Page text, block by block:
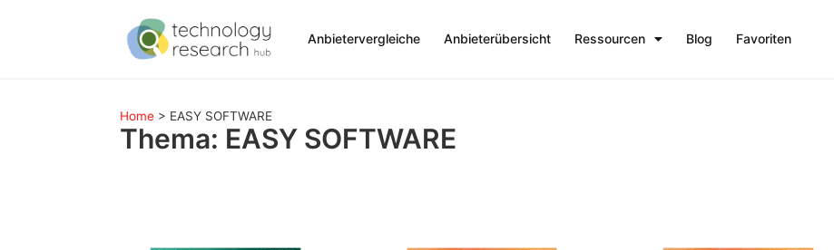
Anbietervergleiche Anbieterübersicht Ressourcen Blog Favoriten
Home > EASY SOFTWARE
Thema: EASY SOFTWARE